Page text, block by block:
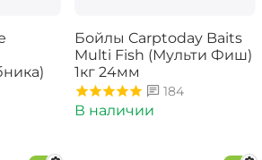
Бойлы Carptoday Baits
Multi Fish (Мульти Фиш)
1кг 24мм
184
В наличии